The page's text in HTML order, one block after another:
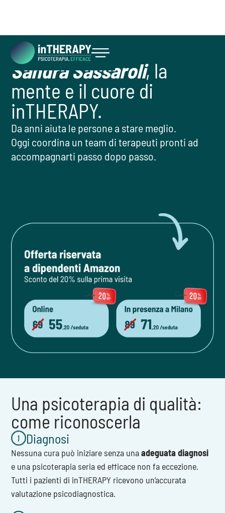
INIZIA ORA
Sandra Sassaroli, la
mente e il cuore di
inTHERAPY.
Da anni aiuta le persone a stare meglio.
Oggi coordina un team di terapeuti pronti ad
accompagnarti passo dopo passo.
Una psicoterapia di qualità:
come riconoscerla
Diagnosi
Nessuna cura può iniziare senza unaadeguata diagnosi
e una psicoterapia seria ed efficace non fa eccezione.
Tutti i pazienti di inTHERAPY ricevono un’accurata
valutazione psicodiagnostica.